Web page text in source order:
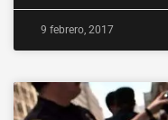
9 febrero, 2017